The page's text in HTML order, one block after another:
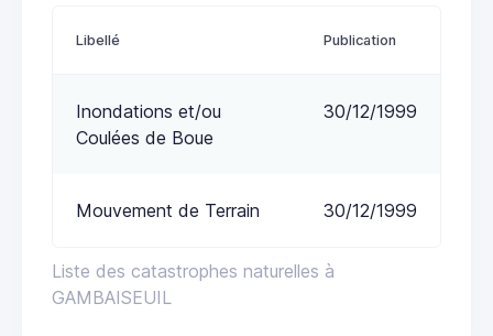
Liste des catastrophes naturelles à
GAMBAISEUIL
Libellé Publication
Inondations et/ou
Coulées de Boue
30/12/1999
Mouvement de Terrain 30/12/1999